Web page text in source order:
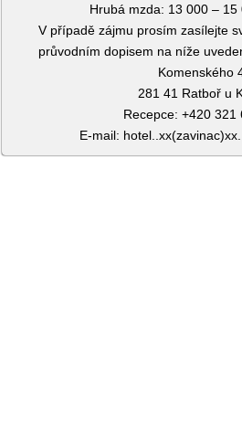
Hrubá mzda: 13 000 – 15
V případě zájmu prosím zasílejte
průvodním dopisem na níže
Komenského
281 41 Ratboř u
Recepce: +420 321
E-mail: